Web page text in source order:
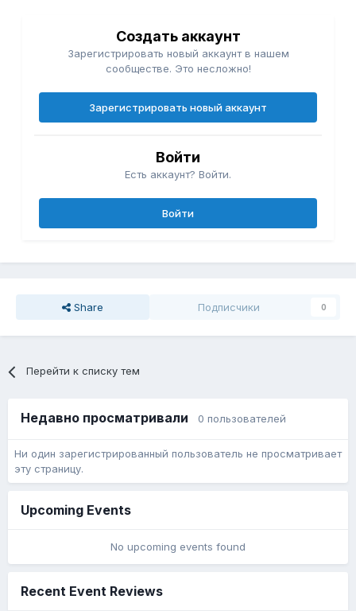
Создать аккаунт
Зарегистрировать новый аккаунт в нашем
сообществе. Это несложно!
Зарегистрировать новый аккаунт
Войти
Есть аккаунт? Войти.
Войти
Share Подписчики 0
Перейти к списку тем
Недавно просматривали 0 пользователей
Ни один зарегистрированный пользователь не просматривает
эту страницу.
Upcoming Events
No upcoming events found
Recent Event Reviews